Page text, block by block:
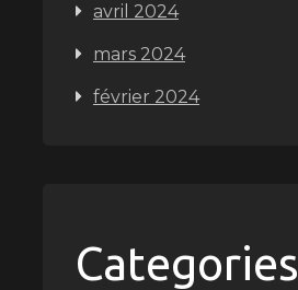
avril 2024
mars 2024
février 2024
Categories